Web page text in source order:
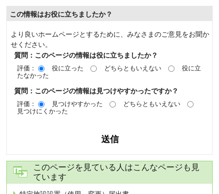
この情報はお役に立ちましたか？
より良いホームページとするために、みなさまのご意見をお聞か
せください。
質問：このページの情報は役に立ちましたか？
評価： 役に立った どちらともいえない
役に立
たなかった
質問：このページの情報は見つけやすかったですか？
評価： 見つけやすかった
どちらともいえない
見つけにくかった
このページを見ている人はこんなページも見
ています